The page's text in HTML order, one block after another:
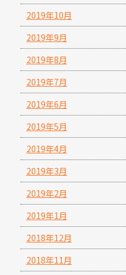
2019年10月
2019年9月
2019年8月
2019年7月
2019年6月
2019年5月
2019年4月
2019年3月
2019年2月
2019年1月
2018年12月
2018年11月